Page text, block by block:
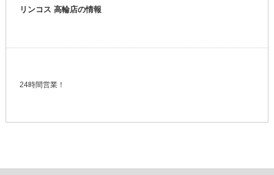
リンコス 高輪店の情報
24時間営業！